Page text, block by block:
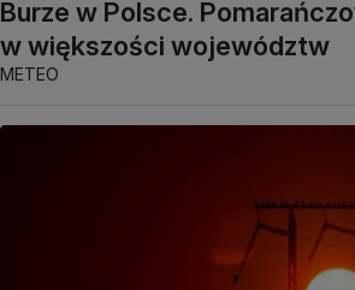
Burze w Polsce.
w większości województw
METEO